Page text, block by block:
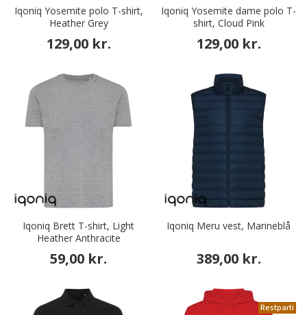
Iqoniq Yosemite polo T-shirt,
Heather Grey
129,00 kr.
Iqoniq Yosemite dame polo T-
shirt, Cloud Pink
129,00 kr.
Iqoniq Brett T-shirt, Light
Heather Anthracite
59,00 kr.
Iqoniq Meru vest, Marineblå
389,00 kr.
Restparti